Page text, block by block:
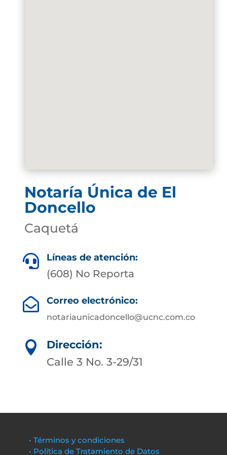
Notaría Única de El
Doncello
Caquetá
 Líneas de atención:
(608) No Reporta
 Correo electrónico:
notariaunicadoncello@ucnc.com.co

Dirección:
Calle 3 No. 3-29/31
• Términos y condiciones
• Política de Tratamiento de Datos